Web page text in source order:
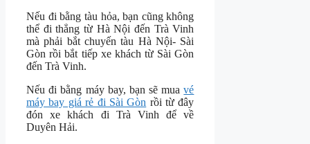
Nếu đi bằng tàu hỏa, bạn cũng không
thể đi thẳng từ Hà Nội đến Trà Vinh
mà phải bắt chuyến tàu Hà Nội- Sài
Gòn rồi bắt tiếp xe khách từ Sài Gòn
đến Trà Vinh.
Nếu đi bằng máy bay, bạn sẽ muavé
máy bay giá rẻ đi Sài Gòn rồi từ đây
đón xe khách đi Trà Vinh để về
Duyên Hải.